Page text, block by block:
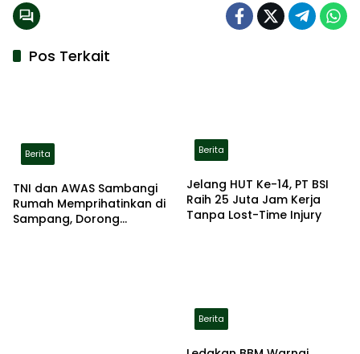
Pos Terkait
Berita
TNI dan AWAS Sambangi
Rumah Memprihatinkan di
Sampang, Dorong
Berita
Jelang HUT Ke-14, PT BSI
Raih 25 Juta Jam Kerja
Tanpa Lost-Time Injury
Berita